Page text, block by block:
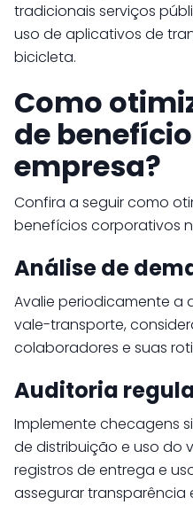
tradicionais serviços
uso de aplicativos de
bicicleta.
Como
de
empresa?
Confira a seguir como
benefícios corporativos
Análise de
Avalie periodicamente a
vale-transporte,
colaboradores e suas
Auditoria
Implemente checagens
de distribuição e uso do
registros de entrega e
assegurar